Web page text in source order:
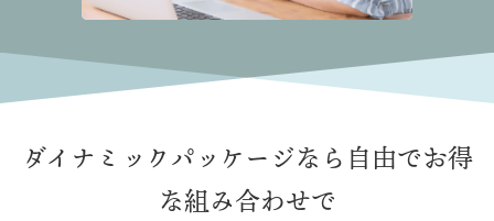
ダイナミックパッケージなら 自由でお得
な組み合わせで